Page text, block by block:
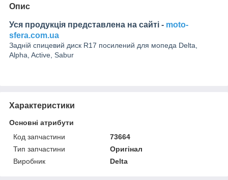
Опис
Уся продукція представлена на сайті - moto-
sfera.com.ua
Задній спицевий диск R17 посилений для мопеда Delta,
Alpha, Active, Sabur
Характеристики
Основні атрибути
Код запчастини
73664
Тип запчастини
Оригінал
Виробник
Delta